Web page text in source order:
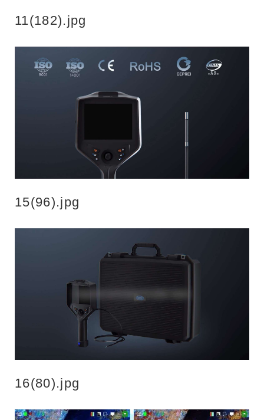
11(182).jpg
15(96).jpg
16(80).jpg